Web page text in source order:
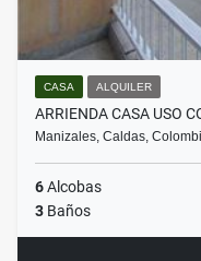
CASA ALQUILER
ARRIENDA CASA USO
Manizales, Caldas,
6Alcobas
3 Baños